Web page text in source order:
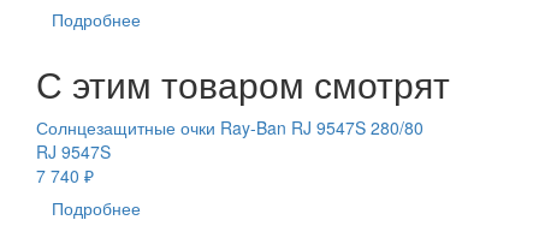
Подробнее
С этим товаром смотрят
Солнцезащитные очки Ray-Ban RJ 9547S 280/80
RJ 9547S
7 740 ₽
Подробнее